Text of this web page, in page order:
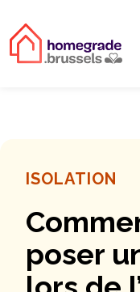
ISOLATION
poser